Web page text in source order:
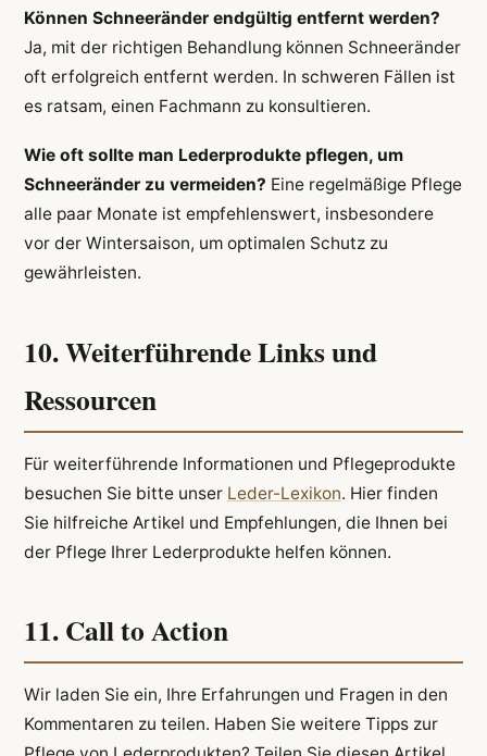
Können Schneeränder endgültig entfernt werden?
Ja, mit der richtigen Behandlung können Schneeränder
oft erfolgreich entfernt werden. In schweren Fällen ist
es ratsam, einen Fachmann zu konsultieren.
Wie oft sollte man Lederprodukte pflegen, um
Schneeränder zu vermeiden? Eine regelmäßige Pflege
alle paar Monate ist empfehlenswert, insbesondere
vor der Wintersaison, um optimalen Schutz zu
gewährleisten.
10. Weiterführende Links und
Ressourcen
Für weiterführende Informationen und Pflegeprodukte
besuchen Sie bitte unser Leder-Lexikon. Hier finden
Sie hilfreiche Artikel und Empfehlungen, die Ihnen bei
der Pflege Ihrer Lederprodukte helfen können.
11. Call to Action
Wir laden Sie ein, Ihre Erfahrungen und Fragen in den
Kommentaren zu teilen. Haben Sie weitere Tipps zur